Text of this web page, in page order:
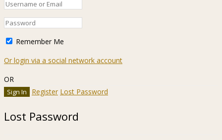
Remember Me
Or login via a social network account
OR
Register Lost Password
Lost Password